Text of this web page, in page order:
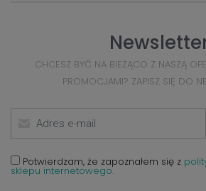
CHCESZ BYĆ NA BIEŻĄCO Z NASZĄ
PROMOCJAMI? ZAPISZ SIĘ DO
Potwierdzam, że zapoznałem się z
sklepu internetowego.